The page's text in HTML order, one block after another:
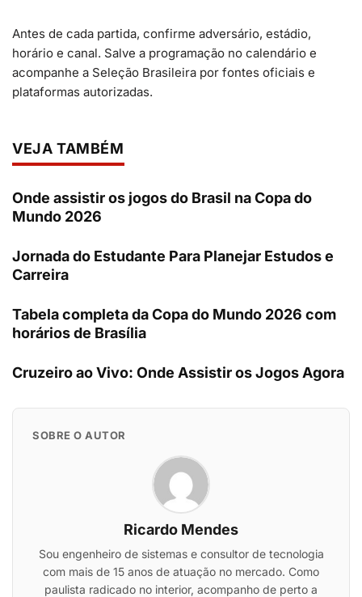
Antes de cada partida, confirme adversário, estádio,
horário e canal. Salve a programação no calendário e
acompanhe a Seleção Brasileira por fontes oficiais e
plataformas autorizadas.
VEJA TAMBÉM
Onde assistir os jogos do Brasil na Copa do
Mundo 2026
Jornada do Estudante Para Planejar Estudos e
Carreira
Tabela completa da Copa do Mundo 2026 com
horários de Brasília
Cruzeiro ao Vivo: Onde Assistir os Jogos Agora
SOBRE O AUTOR
Ricardo Mendes
Sou engenheiro de sistemas e consultor de tecnologia
com mais de 15 anos de atuação no mercado. Como
paulista radicado no interior, acompanho de perto a